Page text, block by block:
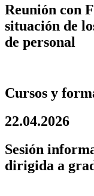
Reunión con
situación de
de personal
Cursos y
22.04.2026
Sesión
dirigida a